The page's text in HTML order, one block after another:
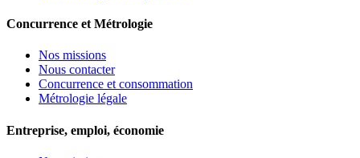
Concurrence et Métrologie
Nos missions
Nous contacter
Concurrence et consommation
Métrologie légale
Entreprise, emploi, économie